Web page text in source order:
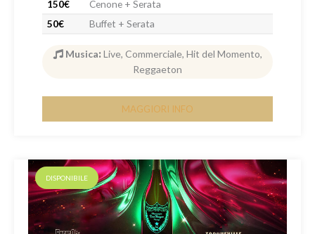
150€
Cenone + Serata
50€
Buffet + Serata
Musica: Live, Commerciale, Hit del Momento,
Reggaeton
MAGGIORI INFO
DISPONIBILE